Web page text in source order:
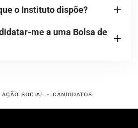
o Instituto dispõe?
me a uma Bolsa de
AÇÃO SOCIAL - CANDIDATOS